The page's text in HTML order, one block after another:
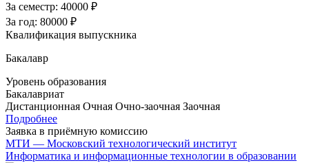
За семестр: 40000 ₽
За год: 80000 ₽
Квалификация выпускника
Бакалавр
Уровень образования
Бакалавриат
Дистанционная Очная Очно-заочная Заочная
Подробнее
Заявка в приёмную комиссию
МТИ — Московский технологический институт
Информатика и информационные технологии в образовании